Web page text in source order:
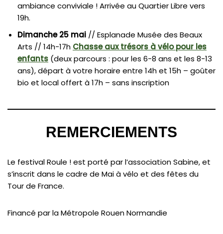
ambiance conviviale ! Arrivée au Quartier Libre vers
19h.
Dimanche 25 mai // Esplanade Musée des Beaux
Arts // 14h-17h Chasse aux trésors à vélo pour les
enfants (deux parcours : pour les 6-8 ans et les 8-13
ans), départ à votre horaire entre 14h et 15h – goûter
bio et local offert à 17h – sans inscription
REMERCIEMENTS
Le festival Roule ! est porté par l’association Sabine, et
s’inscrit dans le cadre de Mai à vélo et des fêtes du
Tour de France.
Financé par la Métropole Rouen Normandie